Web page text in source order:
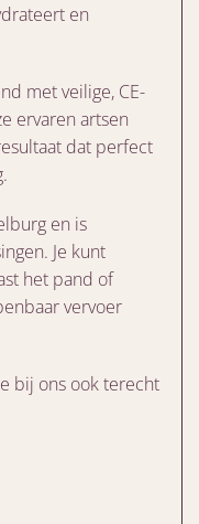
en
met veilige, CE-
ervaren artsen
dat perfect
en is
Je kunt
het pand of
vervoer
bij ons ook terecht